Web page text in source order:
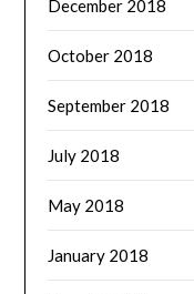
December 2018
October 2018
September 2018
July 2018
May 2018
January 2018